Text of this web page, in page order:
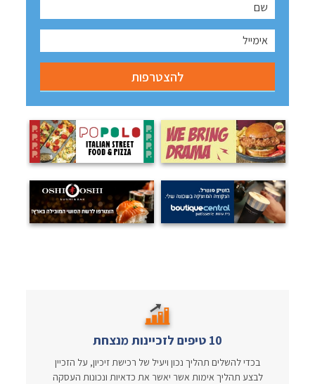
10 טיפים לזכיינות מנצחת
בכדי להשלים תהליך נכון ויעיל של רכישת זיכיון, על הזכיין
לבצע תהליך אימות אשר יאשר את כדאיות ונכונות העסקה